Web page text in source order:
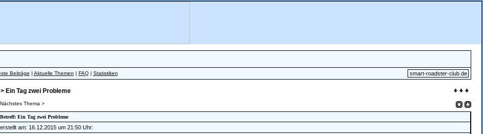
Beiträge | Aktuelle Themen | FAQ| Statistiken smart-roadster-club.de
> Ein Tag zwei Probleme
Nächstes Thema >
Betreff: Ein Tag zwei Probleme
erstellt am: 16.12.2015 um 21:50 Uhr: